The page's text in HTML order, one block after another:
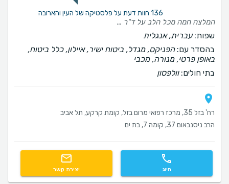
136 חוות דעת על פלסטיקה של העין והארובה
המלצה חמה מכל הלב על ד"ר טל קובל ומזכירתה ברצוני להביע את הערכתי העמוקה ותודתי הכנה לד"ר טל קובל על הטיפול המסור והמקצועי שקיבלתי ממנה בעת שעברתי ניתוח עפעפיים. מהפגישה הראשונה ועד לסיום תהליך ההחלמה, ד"ר קובל הפגינה מקצועיות ברמה הגבוהה ביותר, לצד יחס אנושי, חם ונעים שהעניק לי ביטחון רב לאורך כל הדרך. היא הסבירה בסבלנות ובפירוט את שלבי ההליך, ענתה על כל שאלה והשרתה אווירה רגועה ונינוחה. חלק בלתי נפרד מהחוויה הנהדרת הזו היה השירות של המרפאה: המזכירה של ד"ר קובל הייתה נגישה באופן יוצא מן הכלל, ענתה לכל פנייה ובקשה שלי במהירות, בסבלנות ובחביבות כובשת. שירות לקוחות ומענה אנושי ברמה כזו הם עניין נדיר, והתחושה שיש על מי לסמוך בכל רגע נתון הייתה שווה הכל. הניתוח עבר בהצלחה רבה, והתוצאה פשוט נפלאה – גם מהבחינה הרפואית וגם מהבחינה האסתטית. הראייה וההרגשה הכללית השתפרו מאוד, והעבודה הנקייה והמדויקת ניכרת בכל פרט. אני ממליצה על ד"ר קובל ומזכירתה בחום ובאופן נחרץ לכל מי שמחפש/ת רופאת עיניים ומומחית לניתוחי עפעפיים שהיא לא רק אשת מקצוע משכמה ומעלה, אלא מעטפת שלמה של אנושיות, אכפתיות ומקצועיות. תודה רבה על הכל! בלה עברון
שפות:עברית, אנגלית
בהסדר עם:הפניקס, מגדל, ביטוח ישיר, איילון, כלל ביטוח,
באופן פרטי, מנורה, מכבי
בתי חולים:וולפסון
רח' בזל 35, מרכז רפואי מרום בזל, קומת קרקע, תל אביב
הרב ניסנבאום 37, קומה 7, בת ים
חיוג יצירת קשר